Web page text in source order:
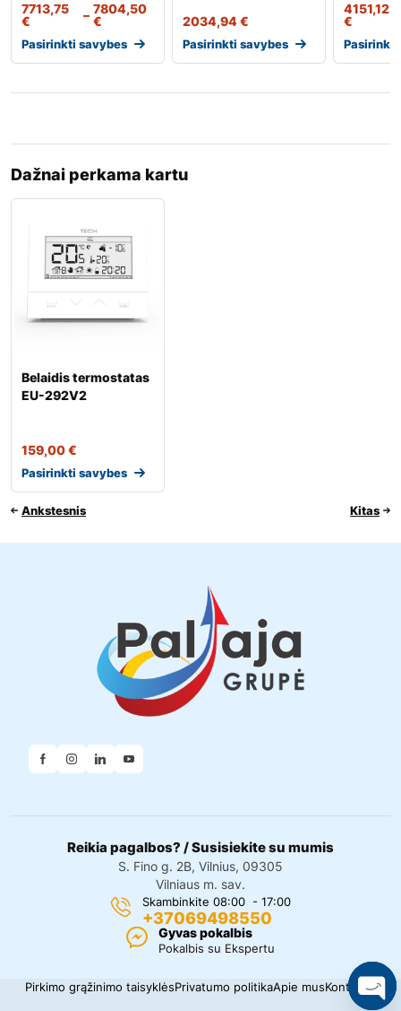
7713,75
€
– 7804,50
€
Pasirinkti savybes
2034,94€
Pasirinkti savybes
4151,12
€
Pasirinkti
Dažnai perkama kartu
Belaidis termostatas
EU-292V2
159,00€
Pasirinkti savybes
Ankstesnis Kitas
Reikia pagalbos? / Susisiekite su mumis
S. Fino g. 2B, Vilnius, 09305
Vilniaus m. sav.
Skambinkite 08:00 - 17:00
+37069498550
Gyvas pokalbis
Pokalbis su Ekspertu
Pirkimo grąžinimo taisyklėsPrivatumo politikaApie musKontaktai